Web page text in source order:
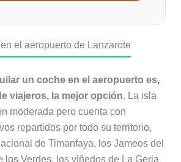
el aeropuerto de Lanzarote
un coche en el aeropuerto es,
viajeros, la mejor opción. La isla
moderada pero cuenta con
repartidos por todo su territorio,
de Timanfaya, los Jameos del
los Verdes, los viñedos de La Geria